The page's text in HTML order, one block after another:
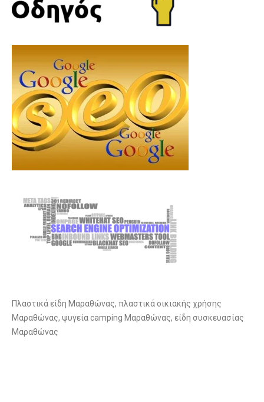
Πλαστικά είδη Μαραθώνας, πλαστικά οικιακής χρήσης
Μαραθώνας, ψυγεία camping Μαραθώνας, είδη συσκευασίας
Μαραθώνας